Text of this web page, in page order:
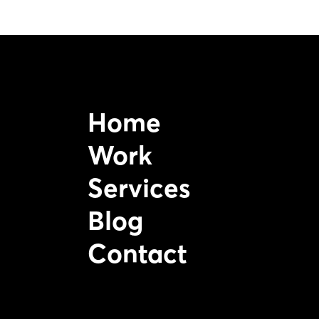
Home
Work
Services
Blog
Contact